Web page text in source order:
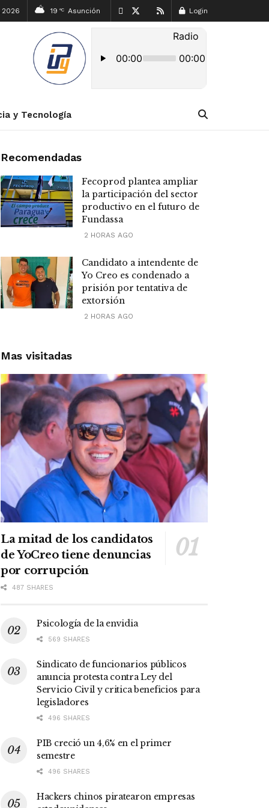
19 °C Asunción Login
y Tecnología
Recomendadas
Fecoprod plantea ampliar
la participación del sector
productivo en el futuro de
Fundassa
2 HORAS AGO
Candidato a intendente de
Yo Creo es condenado a
prisión por tentativa de
extorsión
2 HORAS AGO
Mas visitadas
La mitad de los candidatos
de YoCreo tiene denuncias
por corrupción
487 SHARES
Psicología de la envidia
569 SHARES
Sindicato de funcionarios públicos
anuncia protesta contra Ley del
Servicio Civil y critica beneficios para
legisladores
496 SHARES
PIB creció un 4,6% en el primer
semestre
496 SHARES
Hackers chinos piratearon empresas